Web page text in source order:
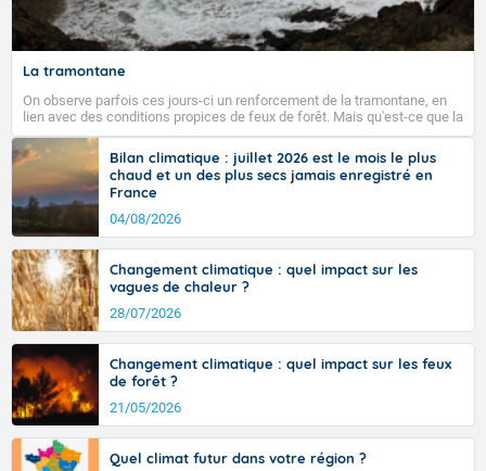
La tramontane
On observe parfois ces jours-ci un renforcement de la tramontane, en
lien avec des conditions propices de feux de forêt. Mais qu'est-ce que la
tramontane ? Quelles sont ses caractéristiques ? La tramontane est un
vent turbulent soufflant de secteur nord-ouest à nord, ou ouest à nord-
ouest, dans un secteur qui part du Roussillon à la vallée de l’Aude et à
l’ouest de l’Hérault. L’étymologie de ce vent vient du latin trasmontanus,
signifiant au-delà des monts, en allusion aux régions montagneuses
d’où provient ce vent.
Bilan climatique : juillet 2026 est le mois le plus
chaud et un des plus secs jamais enregistré en
France
04/08/2026
Changement climatique : quel impact sur les
vagues de chaleur ?
28/07/2026
Changement climatique : quel impact sur les feux
de forêt ?
21/05/2026
Quel climat futur dans votre région ?